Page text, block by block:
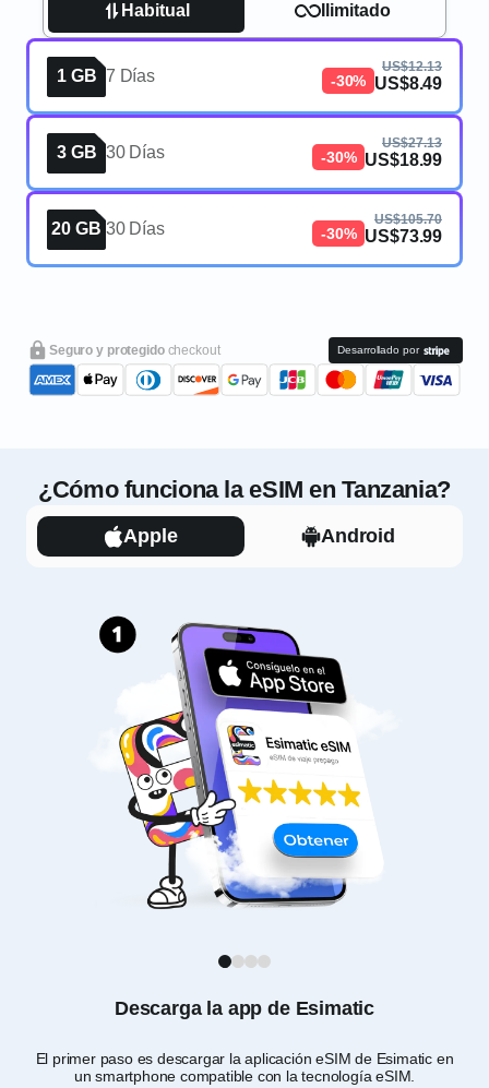
Habitual Ilimitado
1 GB 7 Días -30%
US$12.13
US$8.49
3 GB 30 Días -30%
US$27.13
US$18.99
20 GB 30 Días -30%
US$105.70
US$73.99
Seguro y protegido checkout Desarrollado por
¿Cómo funciona la eSIM en Tanzania?
Apple Android
Descarga la app de Esimatic
El primer paso es descargar la aplicación eSIM de Esimatic en
un smartphone compatible con la tecnología eSIM.
1